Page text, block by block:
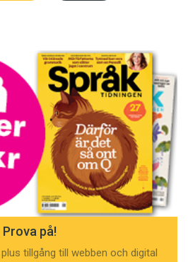
Prova på!
tillgång till webben och digital